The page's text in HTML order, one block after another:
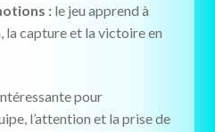
:le jeu apprend à
la capture et la victoire en
pour
l’attention et la prise de